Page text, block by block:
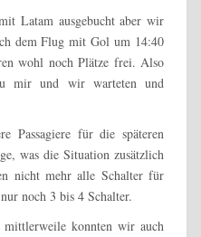
Latam ausgebucht aber wir
dem Flug mit Gol um 14:40
wohl noch Plätze frei. Also
mir und wir warteten und
Passagiere für die späteren
was die Situation zusätzlich
nicht mehr alle Schalter für
noch 3 bis 4 Schalter.
konnten wir auch